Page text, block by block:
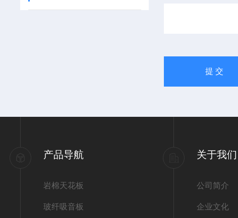
产品导航
岩棉天花板
玻纤吸音板
关于我们
公司简介
企业文化